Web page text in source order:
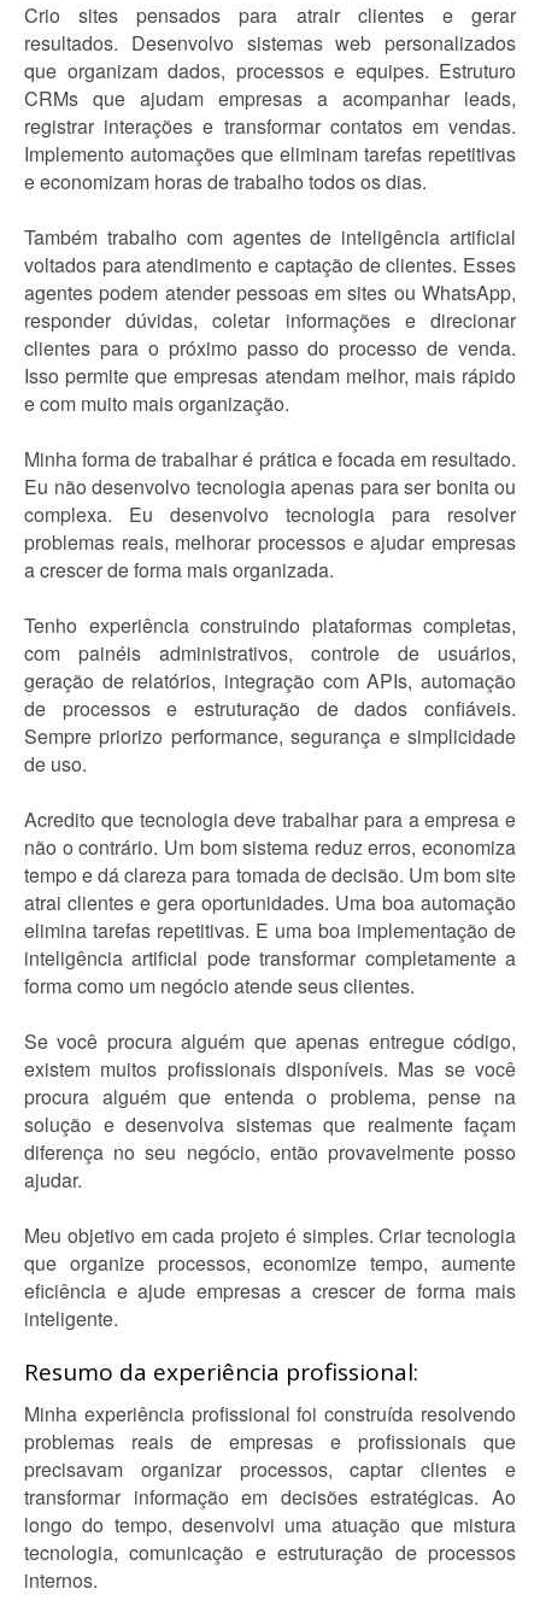
Crio sites pensados para atrair clientes e gerar
resultados. Desenvolvo sistemas web personalizados
que organizam dados, processos e equipes. Estruturo
CRMs que ajudam empresas a acompanhar leads,
registrar interações e transformar contatos em vendas.
Implemento automações que eliminam tarefas repetitivas
e economizam horas de trabalho todos os dias.
Também trabalho com agentes de inteligência artificial
voltados para atendimento e captação de clientes. Esses
agentes podem atender pessoas em sites ou WhatsApp,
responder dúvidas, coletar informações e direcionar
clientes para o próximo passo do processo de venda.
Isso permite que empresas atendam melhor, mais rápido
e com muito mais organização.
Minha forma de trabalhar é prática e focada em resultado.
Eu não desenvolvo tecnologia apenas para ser bonita ou
complexa. Eu desenvolvo tecnologia para resolver
problemas reais, melhorar processos e ajudar empresas
a crescer de forma mais organizada.
Tenho experiência construindo plataformas completas,
com painéis administrativos, controle de usuários,
geração de relatórios, integração com APIs, automação
de processos e estruturação de dados confiáveis.
Sempre priorizo performance, segurança e simplicidade
de uso.
Acredito que tecnologia deve trabalhar para a empresa e
não o contrário. Um bom sistema reduz erros, economiza
tempo e dá clareza para tomada de decisão. Um bom site
atrai clientes e gera oportunidades. Uma boa automação
elimina tarefas repetitivas. E uma boa implementação de
inteligência artificial pode transformar completamente a
forma como um negócio atende seus clientes.
Se você procura alguém que apenas entregue código,
existem muitos profissionais disponíveis. Mas se você
procura alguém que entenda o problema, pense na
solução e desenvolva sistemas que realmente façam
diferença no seu negócio, então provavelmente posso
ajudar.
Meu objetivo em cada projeto é simples. Criar tecnologia
que organize processos, economize tempo, aumente
eficiência e ajude empresas a crescer de forma mais
inteligente.
Resumo da experiência profissional:
Minha experiência profissional foi construída resolvendo
problemas reais de empresas e profissionais que
precisavam organizar processos, captar clientes e
transformar informação em decisões estratégicas. Ao
longo do tempo, desenvolvi uma atuação que mistura
tecnologia, comunicação e estruturação de processos
internos.